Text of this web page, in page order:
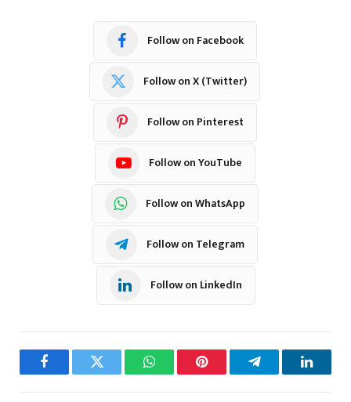
Follow on Facebook
Follow on X (Twitter)
Follow on Pinterest
Follow on YouTube
Follow on WhatsApp
Follow on Telegram
Follow on LinkedIn
FacebookTwitter WhatsAppPinterest Telegram